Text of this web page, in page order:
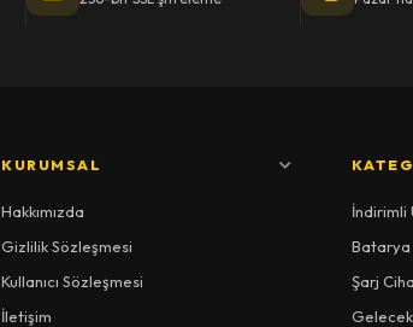
KURUMSAL
Hakkımızda
Gizlilik Sözleşmesi
Kullanıcı Sözleşmesi
İletişim
İndirimli
Batarya
Şarj